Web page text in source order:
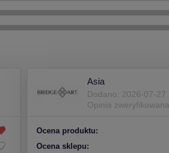
Asia
Dodano: 2026-07-27
Opinia zweryfikowana
Ocena produktu:
Ocena sklepu: